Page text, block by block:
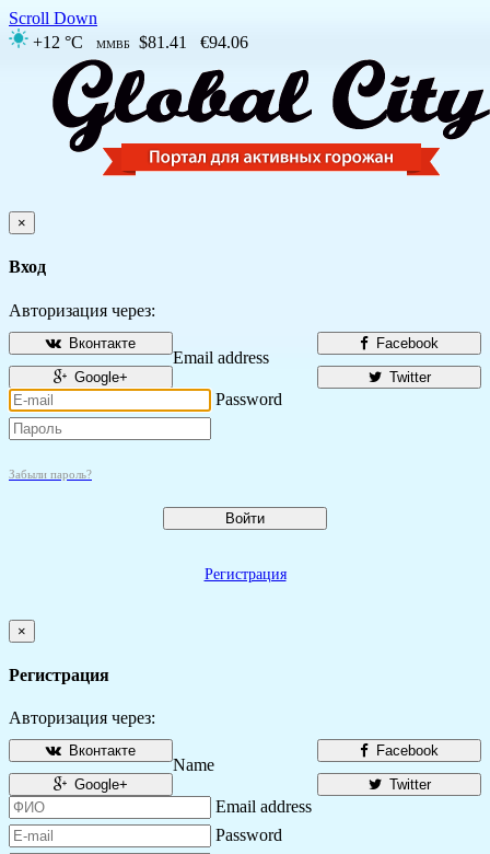
Scroll Down
+12 °C
ММВБ $81.41 €94.06
×
Вход
Авторизация через:
Facebook
Вконтакте
Twitter
Google+
Email address
Password
Забыли пароль?
Войти
Регистрация
×
Регистрация
Авторизация через:
Facebook
Вконтакте
Twitter
Google+
Name
Email address
Password